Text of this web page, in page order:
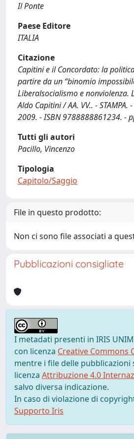
Il Ponte
Paese Editore
ITALIA
Citazione
Capitini e il Concordato: la
partire da un “binomio
Liberalsocialismo e nonviolenza.
Aldo Capitini / AA. VV.. - STAMPA.
2009. - ISBN 9788888861234. -
Tutti gli autori
Pacillo, Vincenzo
Tipologia
Capitolo/Saggio
File in questo prodotto:
Non ci sono file associati a
Pubblicazioni consigliate
I metadati presenti in IRIS
con licenza Creative Commons
mentre i file delle pubblicazioni
licenza Attribuzione 4.0
salvo diversa indicazione.
In caso di violazione di
Supporto Iris